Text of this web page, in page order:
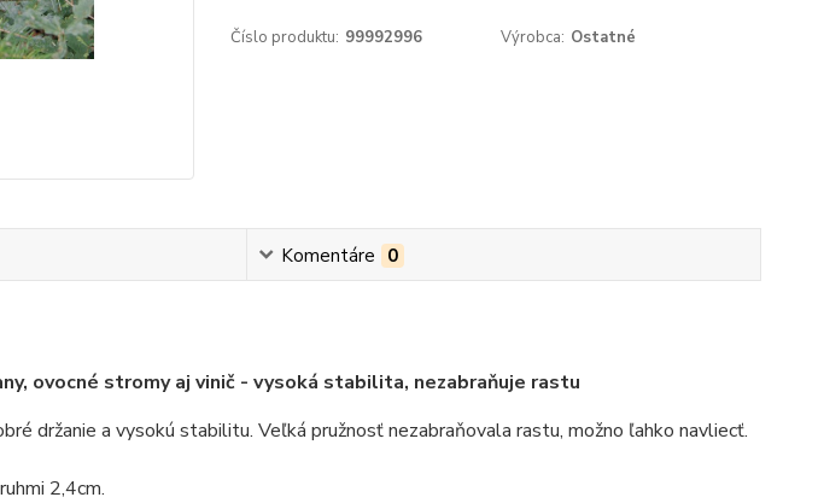
Číslo produktu: 99992996 Výrobca: Ostatné
Komentáre 0
ovocné stromy aj vinič - vysoká stabilita, nezabraňuje rastu
držanie a vysokú stabilitu. Veľká pružnosť nezabraňovala rastu, možno ľahko navliecť.
2,4cm.